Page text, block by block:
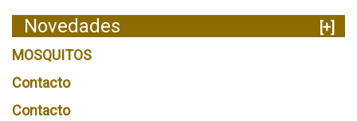
Novedades
[+]
MOSQUITOS
Contacto
Contacto